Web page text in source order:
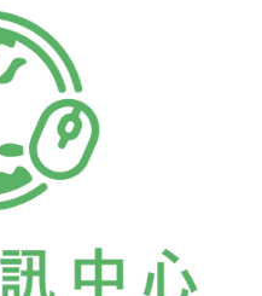
」的討論。 身兼聯合國副
的史坦納（Achim
正流入再生與清潔能源產
，等待在2012年後政府施
其中必然包含了新穎的市
人，包括企業領導人、金
，甚至聯合國本身，都因
變